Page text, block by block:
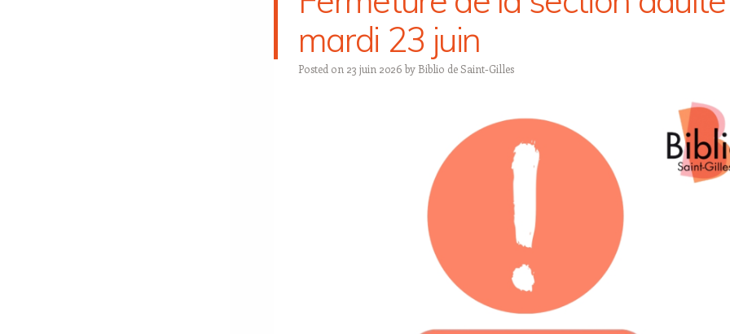
mardi 23 juin
Posted on 23 juin 2026 by Biblio de Saint-Gilles